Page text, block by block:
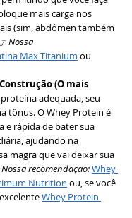
mais carga nos
(sim, abdômen também
Nossa
Max Titanium ou
(O mais
adequada, seu
tônus. O Whey Protein é
e rápida de bater sua
ajudando na
magra que vai deixar sua
Nossa recomendação:Whey
Nutrition ou, se você
Whey Protein